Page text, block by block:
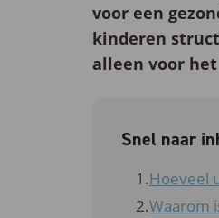
voor een
kinderen
alleen voor
Snel naar
Hoeveel
Waarom